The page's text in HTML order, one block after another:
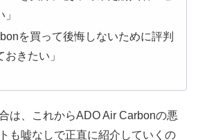
を買って後悔しないために評判
きたい」
は、これからADO Air Carbonの悪
も嘘なしで正直に紹介していくの